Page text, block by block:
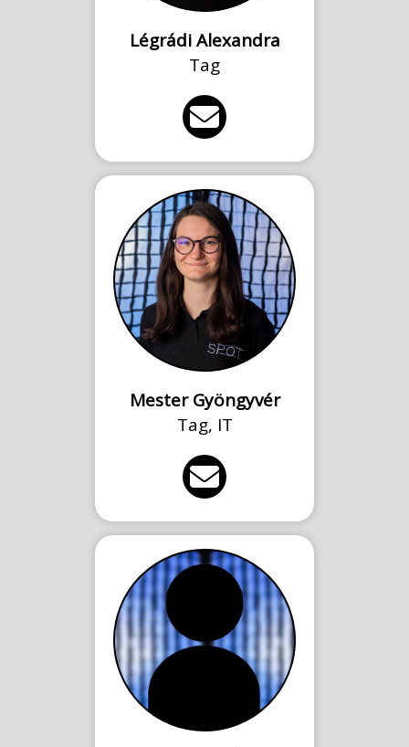
Légrádi Alexandra
Tag
Mester Gyöngyvér
Tag, IT